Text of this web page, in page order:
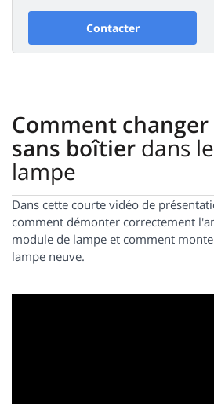
Contacter
Comment
sans boîtier dans
lampe
Dans cette courte vidéo de
comment démonter correctement
module de lampe et comment
lampe neuve.